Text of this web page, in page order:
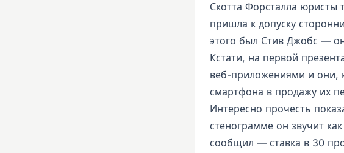
Скотта Форсталла юристы
пришла к допуску
этого был Стив Джобс —
Кстати, на первой
веб-приложениями и они,
смартфона в продажу их
Интересно прочесть
стенограмме он звучит
сообщил — ставка в 30